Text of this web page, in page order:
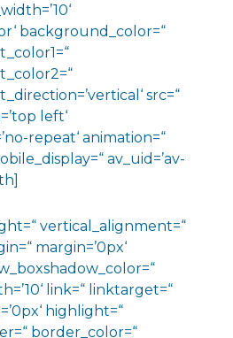
background_color=“
src=“
left‘
repeat‘ animation=“
av_uid=’av-
vertical_alignment=“
margin=’0px‘
link=“ linktarget=“
highlight=“
border_color=“